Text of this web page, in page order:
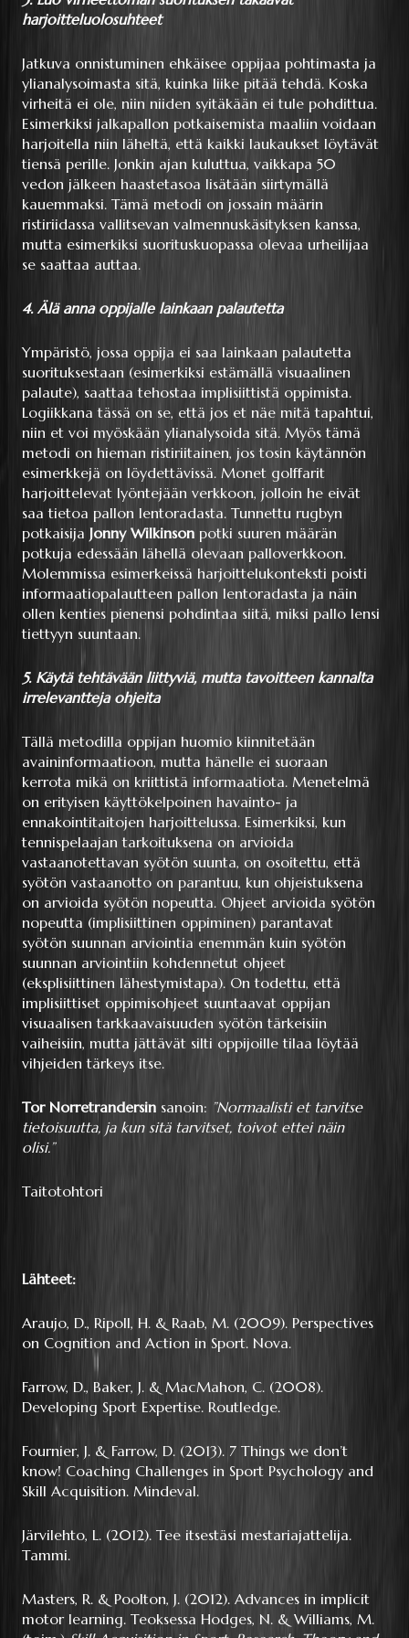
harjoitteluolosuhteet
Jatkuva onnistuminen ehkäisee oppijaa pohtimasta ja
ylianalysoimasta sitä, kuinka liike pitää tehdä. Koska
virheitä ei ole, niin niiden syitäkään ei tule pohdittua.
Esimerkiksi jalkapallon potkaisemista maaliin voidaan
harjoitella niin läheltä, että kaikki laukaukset löytävät
tiensä perille. Jonkin ajan kuluttua, vaikkapa 50
vedon jälkeen haastetasoa lisätään siirtymällä
kauemmaksi. Tämä metodi on jossain määrin
ristiriidassa vallitsevan valmennuskäsityksen kanssa,
mutta esimerkiksi suorituskuopassa olevaa urheilijaa
se saattaa auttaa.
4. Älä anna oppijalle lainkaan palautetta
Ympäristö, jossa oppija ei saa lainkaan palautetta
suorituksestaan (esimerkiksi estämällä visuaalinen
palaute), saattaa tehostaa implisiittistä oppimista.
Logiikkana tässä on se, että jos et näe mitä tapahtui,
niin et voi myöskään ylianalysoida sitä. Myös tämä
metodi on hieman ristiriitainen, jos tosin käytännön
esimerkkejä on löydettävissä. Monet golffarit
harjoittelevat lyöntejään verkkoon, jolloin he eivät
saa tietoa pallon lentoradasta. Tunnettu rugbyn
potkaisija Jonny Wilkinson potki suuren määrän
potkuja edessään lähellä olevaan palloverkkoon.
Molemmissa esimerkeissä harjoittelukonteksti poisti
informaatiopalautteen pallon lentoradasta ja näin
ollen kenties pienensi pohdintaa siitä, miksi pallo lensi
tiettyyn suuntaan.
5. Käytä tehtävään liittyviä, mutta tavoitteen kannalta
irrelevantteja ohjeita
Tällä metodilla oppijan huomio kiinnitetään
avaininformaatioon, mutta hänelle ei suoraan
kerrota mikä on kriittistä informaatiota. Menetelmä
on erityisen käyttökelpoinen havainto- ja
ennakointitaitojen harjoittelussa. Esimerkiksi, kun
tennispelaajan tarkoituksena on arvioida
vastaanotettavan syötön suunta, on osoitettu, että
syötön vastaanotto on parantuu, kun ohjeistuksena
on arvioida syötön nopeutta. Ohjeet arvioida syötön
nopeutta (implisiittinen oppiminen) parantavat
syötön suunnan arviointia enemmän kuin syötön
suunnan arviointiin kohdennetut ohjeet
(eksplisiittinen lähestymistapa). On todettu, että
implisiittiset oppimisohjeet suuntaavat oppijan
visuaalisen tarkkaavaisuuden syötön tärkeisiin
vaiheisiin, mutta jättävät silti oppijoille tilaa löytää
vihjeiden tärkeys itse.
Tor Norretrandersin sanoin: ”Normaalisti et tarvitse
tietoisuutta, ja kun sitä tarvitset, toivot ettei näin
olisi.”
Taitotohtori
Lähteet:
Araujo, D., Ripoll, H. & Raab, M. (2009). Perspectives
on Cognition and Action in Sport. Nova.
Farrow, D., Baker, J. & MacMahon, C. (2008).
Developing Sport Expertise. Routledge.
Fournier, J. & Farrow, D. (2013). 7 Things we don’t
know! Coaching Challenges in Sport Psychology and
Skill Acquisition. Mindeval.
Järvilehto, L. (2012). Tee itsestäsi mestariajattelija.
Tammi.
Masters, R. & Poolton, J. (2012). Advances in implicit
motor learning. Teoksessa Hodges, N. & Williams, M.